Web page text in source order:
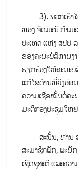
3). ພວກເຮົາໄດ້
ທອງ ຈິດມະນີ ກຳມ
ປະເທດ ແຫ່ງ ສປປ
ຂອງຄະນະບໍລິຫານງ
ຮຽກຮ້ອງໃຫ້ຄະນະ
ແກ້ໄຂດ້ານທີ່ຍັງອ່ອ
ຄວາມເຊື່ອໝັ້ນຕໍ່ຄະ
ມະຕິກອງປະຊຸມໃຫຍ່
ສະນັ້ນ, ທ່ານ ຮສ
ສະມາຊິກພັກ, ພະນັ
ເຊີດຊູສະຕິ ແລະຄວ